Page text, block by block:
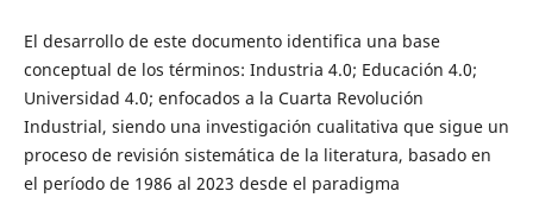
El desarrollo de este documento identifica una base
conceptual de los términos: Industria 4.0; Educación 4.0;
Universidad 4.0; enfocados a la Cuarta Revolución
Industrial, siendo una investigación cualitativa que sigue un
proceso de revisión sistemática de la literatura, basado en
el período de 1986 al 2023 desde el paradigma